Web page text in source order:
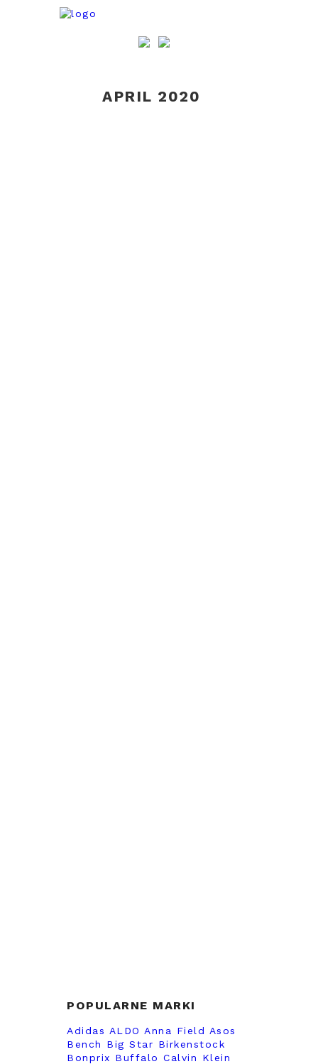
APRIL 2020
POPULARNE MARKI
Adidas ALDO Anna Field Asos
Bench
Big Star Birkenstock
Bonprix Buffalo Calvin Klein